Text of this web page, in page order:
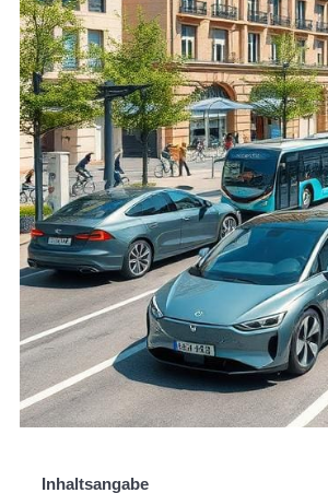
Inhaltsangabe